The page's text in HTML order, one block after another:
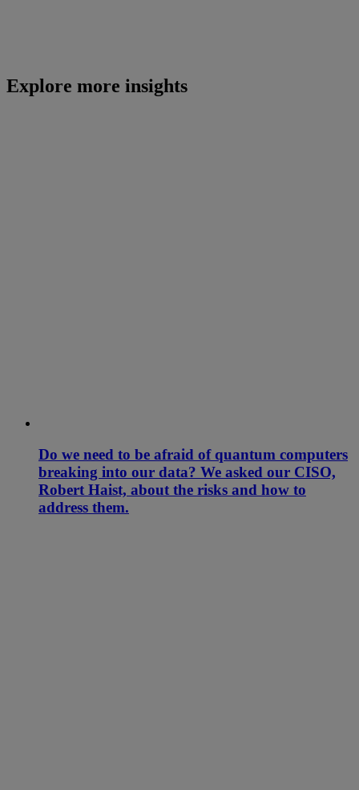
Explore more insights
Do we need to be afraid of quantum computers
breaking into our data? We asked our CISO,
Robert Haist, about the risks and how to
address them.